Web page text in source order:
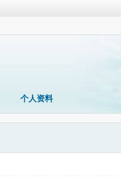
个人资料